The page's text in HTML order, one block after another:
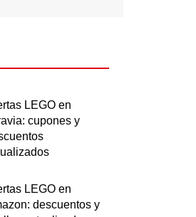
LEGO en
cupones y
LEGO en
descuentos y